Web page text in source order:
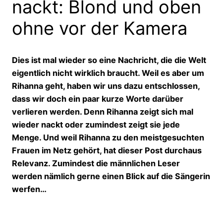
nackt: Blond und oben
ohne vor der Kamera
Dies ist mal wieder so eine Nachricht, die die Welt
eigentlich nicht wirklich braucht. Weil es aber um
Rihanna geht, haben wir uns dazu entschlossen,
dass wir doch ein paar kurze Worte darüber
verlieren werden. Denn Rihanna zeigt sich mal
wieder nackt oder zumindest zeigt sie jede
Menge. Und weil Rihanna zu den meistgesuchten
Frauen im Netz gehört, hat dieser Post durchaus
Relevanz. Zumindest die männlichen Leser
werden nämlich gerne einen Blick auf die Sängerin
werfen…